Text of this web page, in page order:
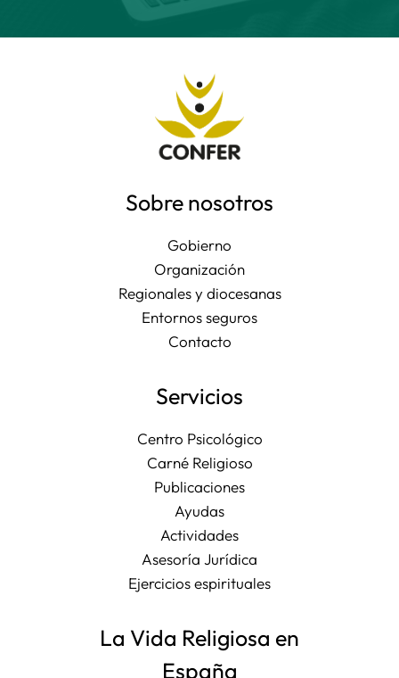
Sobre nosotros
Gobierno
Organización
Regionales y diocesanas
Entornos seguros
Contacto
Servicios
Centro Psicológico
Carné Religioso
Publicaciones
Ayudas
Actividades
Asesoría Jurídica
Ejercicios espirituales
La Vida Religiosa en
España